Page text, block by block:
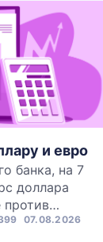
и евро
банка, на 7
доллара
против…
07.08.2026